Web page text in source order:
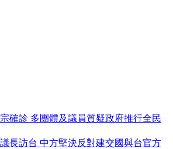
確診 多團體及議員質疑政府推行全民
長訪台 中方堅決反對建交國與台官方